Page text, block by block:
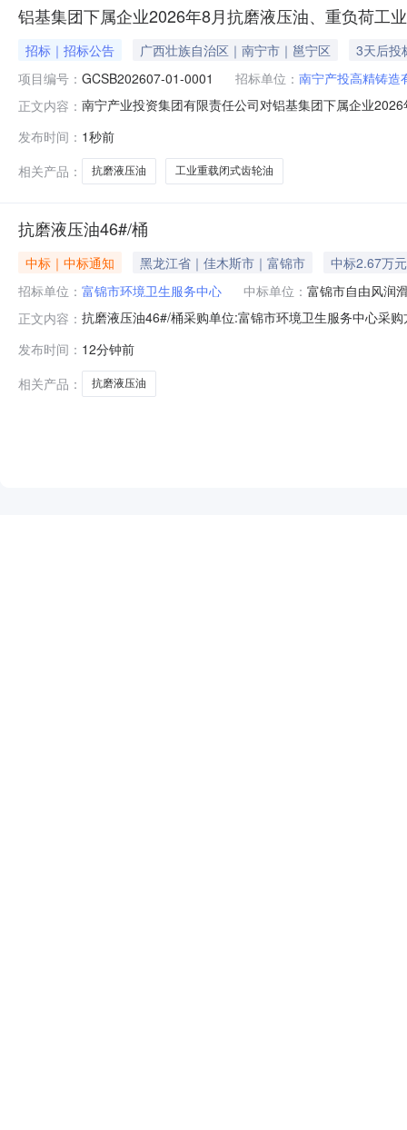
铝基集团下属企业2026年8月抗磨液压油、重负荷工
招标｜招标公告 广西壮族自治区｜南宁市｜邕宁区
3天后投
项目编号： GCSB202607-01-0001 招标单位： 南宁产投高精铸造
正文内容： 南宁产业投资集团有限责任公司对铝基集团下属企业
广西国潮铝业有限公司3.采购联系人及联系电话：赵艳
仁
发布时间： 1秒前
相关产品：
抗磨液压油 工业重载闭式齿轮油
抗磨液压油46#/桶
中标｜中标通知 黑龙江省｜佳木斯市｜富锦市
中标2.67万元
招标单位： 富锦市环境卫生服务中心 中标单位： 富锦市自由风润
正文内容： 抗磨液压油46#/桶采购单位:富锦市环境卫生服务中心采
发布时间： 12分钟前
相关产品：
抗磨液压油